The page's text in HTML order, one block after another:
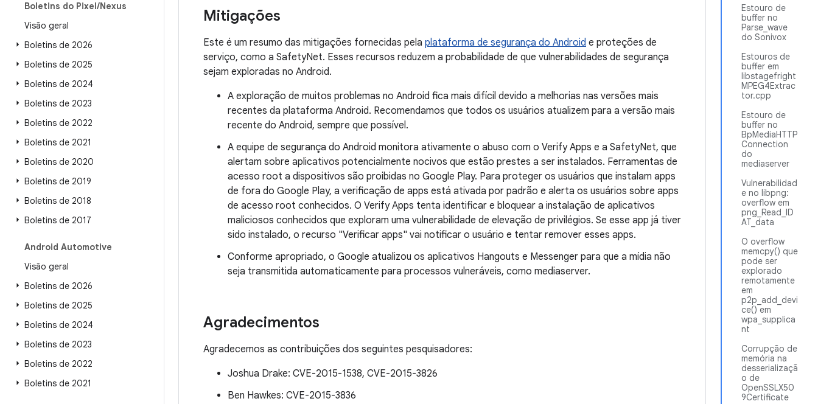
Boletins do Pixel/Nexus
Visão geral
Boletins de 2026
Boletins de 2025
Boletins de 2024
Boletins de 2023
Boletins de 2022
Boletins de 2021
Boletins de 2020
Boletins de 2019
Boletins de 2018
Boletins de 2017
Android Automotive
Visão geral
Boletins de 2026
Boletins de 2025
Boletins de 2024
Boletins de 2023
Boletins de 2022
Boletins de 2021
Estouro de
buffer no
Parse_wave
do Sonivox
Estouros de
buffer em
libstagefright
MPEG4Extrac
tor.cpp
Estouro de
buffer no
BpMediaHTTP
Connection
do
mediaserver
Vulnerabilidad
e no libpng:
overflow em
png_Read_ID
AT_data
O overflow
memcpy() que
pode ser
explorado
remotamente
em
p2p_add_devi
ce() em
wpa_supplica
nt
Corrupção de
memória na
desserializaçã
o de
OpenSSLX50
9Certificate
Mitigações
Este é um resumo das mitigações fornecidas pela plataforma de segurança do Android e proteções de
serviço, como a SafetyNet. Esses recursos reduzem a probabilidade de que vulnerabilidades de segurança
sejam exploradas no Android.
A exploração de muitos problemas no Android fica mais difícil devido a melhorias nas versões mais
recentes da plataforma Android. Recomendamos que todos os usuários atualizem para a versão mais
recente do Android, sempre que possível.
A equipe de segurança do Android monitora ativamente o abuso com o Verify Apps e a SafetyNet, que
alertam sobre aplicativos potencialmente nocivos que estão prestes a ser instalados. Ferramentas de
acesso root a dispositivos são proibidas no Google Play. Para proteger os usuários que instalam apps
de fora do Google Play, a verificação de apps está ativada por padrão e alerta os usuários sobre apps
de acesso root conhecidos. O Verify Apps tenta identificar e bloquear a instalação de aplicativos
maliciosos conhecidos que exploram uma vulnerabilidade de elevação de privilégios. Se esse app já tiver
sido instalado, o recurso "Verificar apps" vai notificar o usuário e tentar remover esses apps.
Conforme apropriado, o Google atualizou os aplicativos Hangouts e Messenger para que a mídia não
seja transmitida automaticamente para processos vulneráveis, como mediaserver.
Agradecimentos
Agradecemos as contribuições dos seguintes pesquisadores:
Joshua Drake: CVE-2015-1538, CVE-2015-3826
Ben Hawkes: CVE-2015-3836